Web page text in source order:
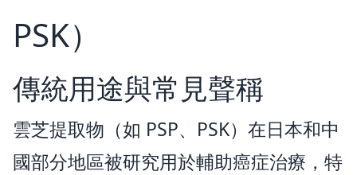
PSK）
傳統用途與常見聲稱
雲芝提取物（如 PSP、PSK）在日本和中
國部分地區被研究用於輔助癌症治療，特